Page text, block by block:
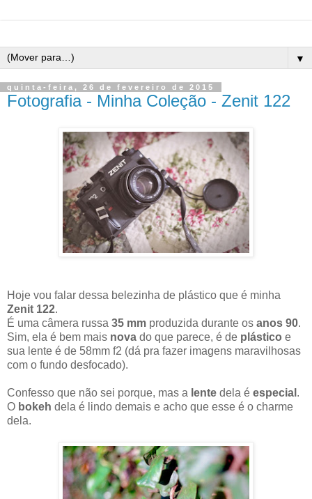
▼
quinta-feira, 26 de fevereiro de 2015
Fotografia - Minha Coleção - Zenit 122
Hoje vou falar dessa belezinha de plástico que é minha
Zenit 122.
É uma câmera russa 35 mm produzida durante os anos 90.
Sim, ela é bem mais nova do que parece, é de plástico e
sua lente é de 58mm f2 (dá pra fazer imagens maravilhosas
com o fundo desfocado).
Confesso que não sei porque, mas a lente dela é especial .
O bokeh dela é lindo demais e acho que esse é o charme
dela.